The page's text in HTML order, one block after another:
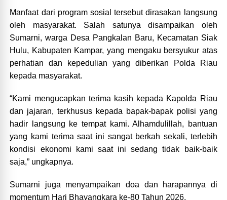
Manfaat dari program sosial tersebut dirasakan langsung
oleh masyarakat. Salah satunya disampaikan oleh
Sumarni, warga Desa Pangkalan Baru, Kecamatan Siak
Hulu, Kabupaten Kampar, yang mengaku bersyukur atas
perhatian dan kepedulian yang diberikan Polda Riau
kepada masyarakat.
“Kami mengucapkan terima kasih kepada Kapolda Riau
dan jajaran, terkhusus kepada bapak-bapak polisi yang
hadir langsung ke tempat kami. Alhamdulillah, bantuan
yang kami terima saat ini sangat berkah sekali, terlebih
kondisi ekonomi kami saat ini sedang tidak baik-baik
saja,” ungkapnya.
Sumarni juga menyampaikan doa dan harapannya di
momentum Hari Bhayangkara ke-80 Tahun 2026.